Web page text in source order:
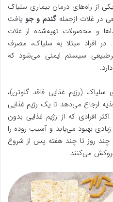
از راه‌های درمان بیماری سلیاک
در غلات ازجمله گندم و جو یافت
و محصولات تهیه‌شده از غلات
افراد مبتلا به سلیاک، مصرف
سیستم ایمنی می‌شود که
سلیاک (رژیم غذایی فاقد گلوتن)،
ارجاع می‌دهد تا یک رژیم غذایی
افرادی که از رژیم غذایی بدون
بهبود می‌یابد و آسیب روده را
چند روز تا چند هفته پس از شروع
می‌کنند.